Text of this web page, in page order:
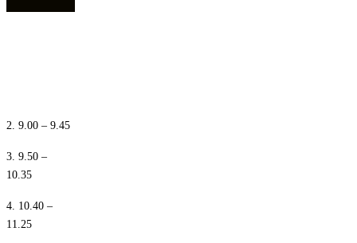
2. 9.00 – 9.45
3. 9.50 –
10.35
4. 10.40 –
11.25